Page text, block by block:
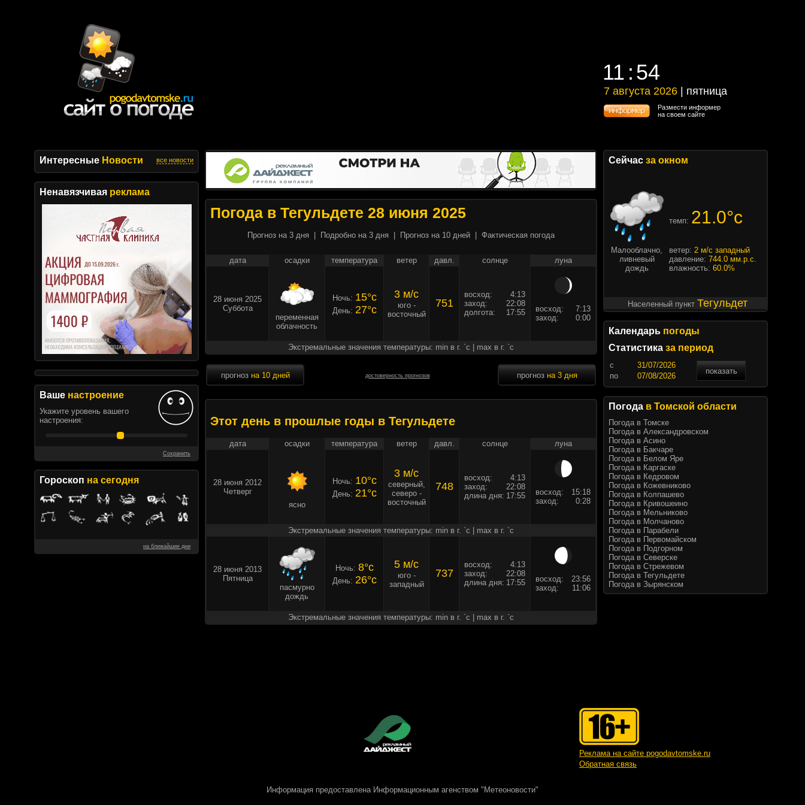
11 54
11 54
7 августа 2026 | пятница
7 августа 2026 | пятница
Размести информер
на своем сайте
Интересные Новости все новости
Ненавязчивая реклама
Ваше настроение
Укажите уровень вашего
настроения:
Сохранить
Гороскоп на сегодня
на ближайшие дни
Погода в Тегульдете 28 июня 2025
Прогноз на 3 дня Подробно на 3 дня Прогноз на 10 дней Фактическая погода
дата осадки температура ветер давл. солнце луна
28 июня 2025
Суббота
переменная
облачность
Ночь: 15°c
День: 27°c
3 м/c
юго -
восточный
751
восход:
4:13
заход:
22:08
долгота:
17:55 восход:
7:13
заход:
0:00
Экстремальные значения температуры: min в г. `c | max в г. `c
прогноз на 10 дней достоверность прогнозов прогноз на 3 дня
Этот день в прошлые годы в Тегульдете
дата осадки температура ветер давл. солнце луна
28 июня 2012
Четверг
ясно
Ночь: 10°c
День: 21°c
3 м/c
северный,
северо -
восточный
748
восход:
4:13
заход:
22:08
длина дня: 17:55 восход:
15:18
заход:
0:28
Экстремальные значения температуры: min в г. `c | max в г. `c
28 июня 2013
Пятница
пасмурно
дождь
Ночь: 8°c
День: 26°c
5 м/c
юго -
западный
737
восход:
4:13
заход:
22:08
длина дня: 17:55 восход:
23:56
заход:
11:06
Экстремальные значения температуры: min в г. `c | max в г. `c
Сейчас за окном
темп: 21.0°c
Малооблачно,
ливневый
дождь
ветер: 2 м/с западный
давление: 744.0 мм.р.с.
влажность: 60.0%
Населенный пункт Тегульдет
Календарь погоды
Статистика за период
c
показать
по
Погода в Томской области
Погода в Томске
Погода в Александровском
Погода в Асино
Погода в Бакчаре
Погода в Белом Яре
Погода в Каргаске
Погода в Кедровом
Погода в Кожевниково
Погода в Колпашево
Погода в Кривошеино
Погода в Мельниково
Погода в Молчаново
Погода в Парабели
Погода в Первомайском
Погода в Подгорном
Погода в Северске
Погода в Стрежевом
Погода в Тегульдете
Погода в Зырянском
Реклама на сайте pogodavtomske.ru
Обратная связь
Информация предоставлена Информационным агенством "Метеоновости"